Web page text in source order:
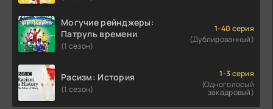
Могучие рейнджеры:
Патруль времени
(1 сезон)
1-40 серия
(Дублированный)
Расизм: История
(1 сезон)
1-3 серия
(Одноголосый
закадровый)